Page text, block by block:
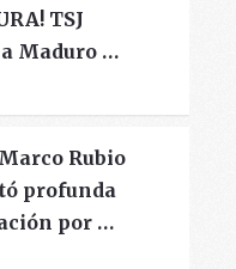
TSJ
Maduro …
Rubio
profunda
por …